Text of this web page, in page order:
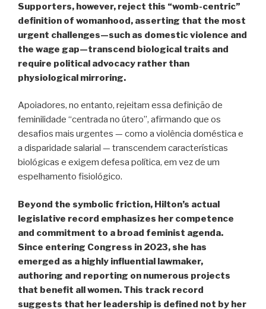
Supporters, however, reject this “womb-centric”
definition of womanhood, asserting that the most
urgent challenges—such as domestic violence and
the wage gap—transcend biological traits and
require political advocacy rather than
physiological mirroring.
Apoiadores, no entanto, rejeitam essa definição de
feminilidade “centrada no útero”, afirmando que os
desafios mais urgentes — como a violência doméstica e
a disparidade salarial — transcendem características
biológicas e exigem defesa política, em vez de um
espelhamento fisiológico.
Beyond the symbolic friction, Hilton’s actual
legislative record emphasizes her competence
and commitment to a broad feminist agenda.
Since entering Congress in 2023, she has
emerged as a highly influential lawmaker,
authoring and reporting on numerous projects
that benefit all women. This track record
suggests that her leadership is defined not by her